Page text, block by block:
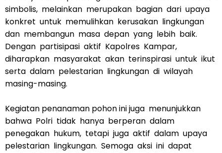
simbolis, melainkan merupakan bagian dari upaya
konkret untuk memulihkan kerusakan lingkungan
dan membangun masa depan yang lebih baik.
Dengan partisipasi aktif Kapolres Kampar,
diharapkan masyarakat akan terinspirasi untuk ikut
serta dalam pelestarian lingkungan di wilayah
masing-masing.
Kegiatan penanaman pohon ini juga menunjukkan
bahwa Polri tidak hanya berperan dalam
penegakan hukum, tetapi juga aktif dalam upaya
pelestarian lingkungan. Semoga aksi ini dapat